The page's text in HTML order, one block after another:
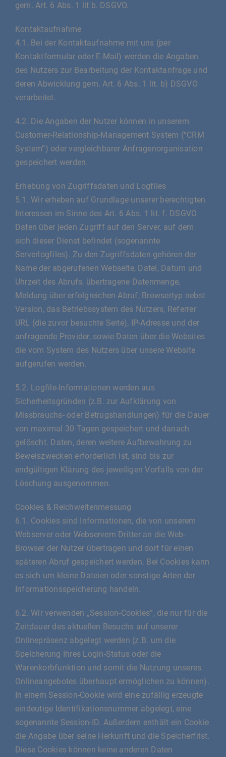
gem. Art. 6 Abs. 1 lit b. DSGVO.
Kontaktaufnahme
4.1. Bei der Kontaktaufnahme mit uns (per
Kontaktformular oder E-Mail) werden die Angaben
des Nutzers zur Bearbeitung der Kontaktanfrage und
deren Abwicklung gem. Art. 6 Abs. 1 lit. b) DSGVO
verarbeitet.
4.2. Die Angaben der Nutzer können in unserem
Customer-Relationship-Management System (“CRM
System”) oder vergleichbarer Anfragenorganisation
gespeichert werden.
Erhebung von Zugriffsdaten und Logfiles
5.1. Wir erheben auf Grundlage unserer berechtigten
Interessen im Sinne des Art. 6 Abs. 1 lit. f. DSGVO
Daten über jeden Zugriff auf den Server, auf dem
sich dieser Dienst befindet (sogenannte
Serverlogfiles). Zu den Zugriffsdaten gehören der
Name der abgerufenen Webseite, Datei, Datum und
Uhrzeit des Abrufs, übertragene Datenmenge,
Meldung über erfolgreichen Abruf, Browsertyp nebst
Version, das Betriebssystem des Nutzers, Referrer
URL (die zuvor besuchte Seite), IP-Adresse und der
anfragende Provider, sowie Daten über die Websites
die vom System des Nutzers über unsere Website
aufgerufen werden.
5.2. Logfile-Informationen werden aus
Sicherheitsgründen (z.B. zur Aufklärung von
Missbrauchs- oder Betrugshandlungen) für die Dauer
von maximal 30 Tagen gespeichert und danach
gelöscht. Daten, deren weitere Aufbewahrung zu
Beweiszwecken erforderlich ist, sind bis zur
endgültigen Klärung des jeweiligen Vorfalls von der
Löschung ausgenommen.
Cookies & Reichweitenmessung
6.1. Cookies sind Informationen, die von unserem
Webserver oder Webservern Dritter an die Web-
Browser der Nutzer übertragen und dort für einen
späteren Abruf gespeichert werden. Bei Cookies kann
es sich um kleine Dateien oder sonstige Arten der
Informationsspeicherung handeln.
6.2. Wir verwenden „Session-Cookies“, die nur für die
Zeitdauer des aktuellen Besuchs auf unserer
Onlinepräsenz abgelegt werden (z.B. um die
Speicherung Ihres Login-Status oder die
Warenkorbfunktion und somit die Nutzung unseres
Onlineangebotes überhaupt ermöglichen zu können).
In einem Session-Cookie wird eine zufällig erzeugte
eindeutige Identifikationsnummer abgelegt, eine
sogenannte Session-ID. Außerdem enthält ein Cookie
die Angabe über seine Herkunft und die Speicherfrist.
Diese Cookies können keine anderen Daten